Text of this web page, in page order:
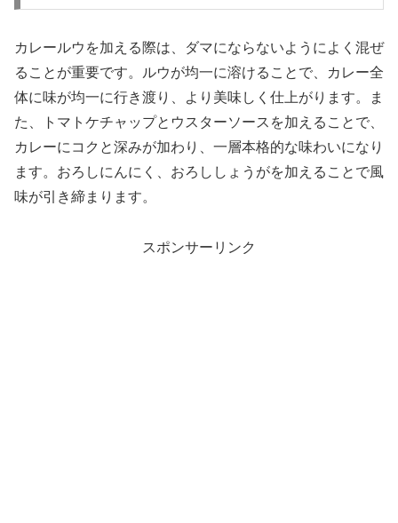
カレールウを加える際は、ダマにならないようによく混ぜ
ることが重要です。ルウが均一に溶けることで、カレー全
体に味が均一に行き渡り、より美味しく仕上がります。ま
た、トマトケチャップとウスターソースを加えることで、
カレーにコクと深みが加わり、一層本格的な味わいになり
ます。おろしにんにく、おろししょうがを加えることで風
味が引き締まります。
スポンサーリンク